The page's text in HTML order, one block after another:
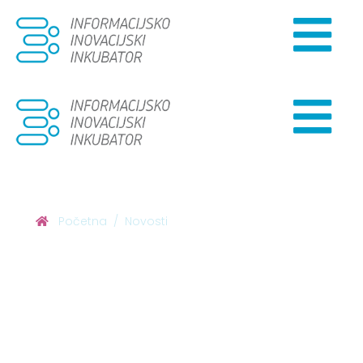
Početna Novosti